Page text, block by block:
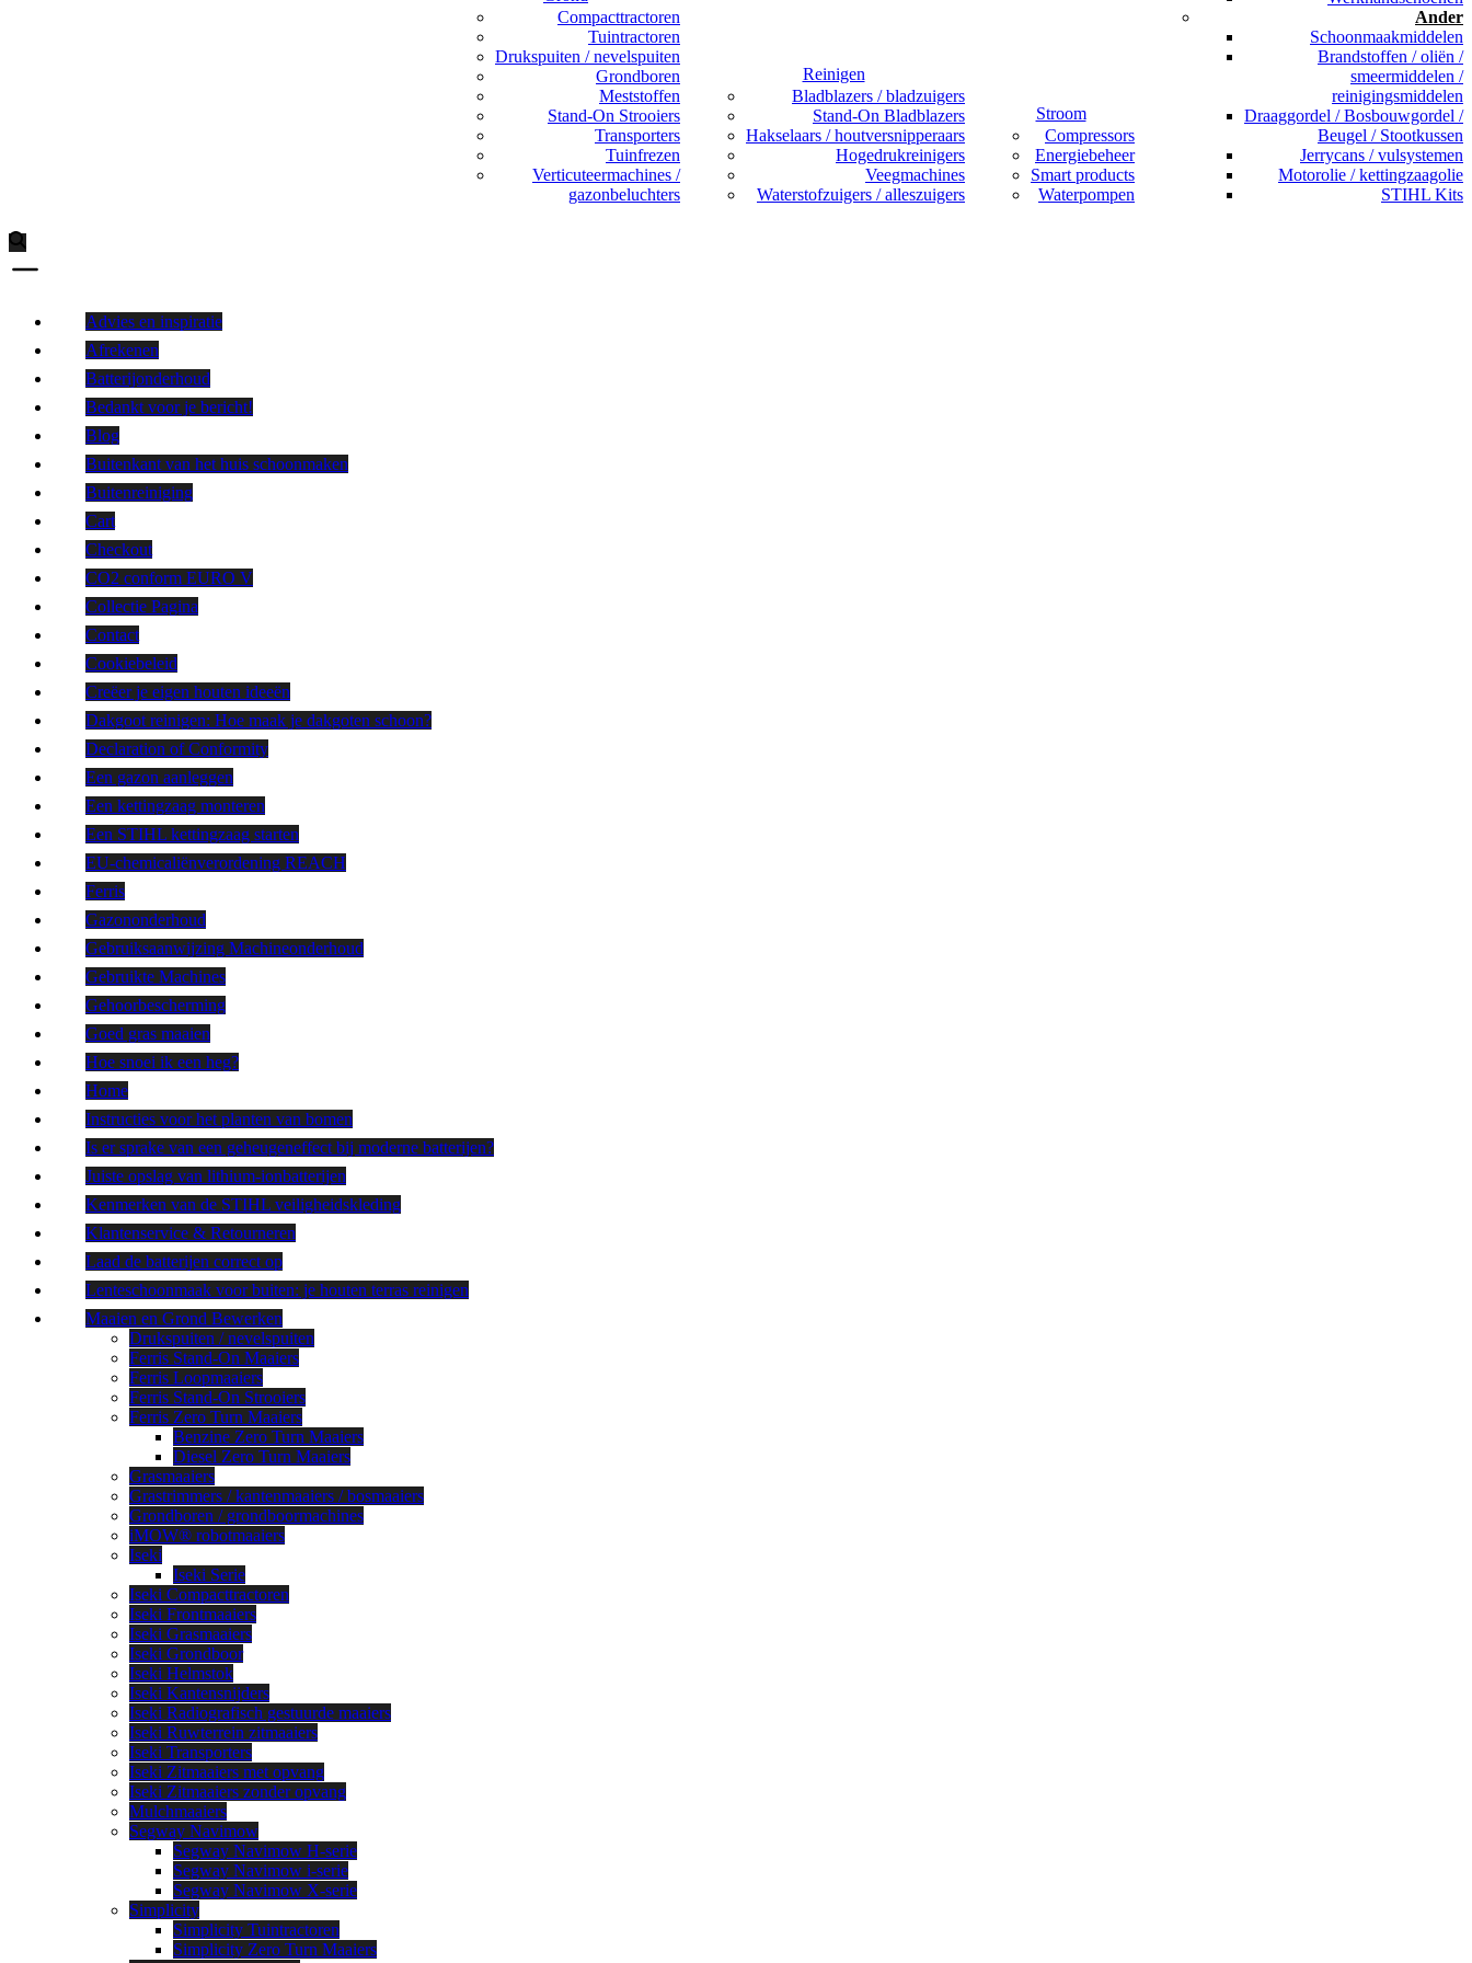
Compacttractoren
Tuintractoren
Drukspuiten / nevelspuiten
Grondboren
Meststoffen
Stand-On Strooiers
Transporters
Tuinfrezen
Verticuteermachines /
gazonbeluchters
Reinigen
Bladblazers / bladzuigers
Stand-On Bladblazers
Hakselaars / houtversnipperaars
Hogedrukreinigers
Veegmachines
Waterstofzuigers / alleszuigers
Stroom
Compressors
Energiebeheer
Smart products
Waterpompen
Ander
Schoonmaakmiddelen
Brandstoffen / oliën /
smeermiddelen /
reinigingsmiddelen
Draaggordel / Bosbouwgordel /
Beugel / Stootkussen
Jerrycans / vulsystemen
Motorolie / kettingzaagolie
STIHL Kits
Advies en inspiratie
Afrekenen
Batterijonderhoud
Bedankt voor je bericht!
Blog
Buitenkant van het huis schoonmaken
Buitenreiniging
Cart
Checkout
CO2 conform EURO V
Collectie Pagina
Contact
Cookiebeleid
Creëer je eigen houten ideeën
Dakgoot reinigen: Hoe maak je dakgoten schoon?
Declaration of Conformity
Een gazon aanleggen
Een kettingzaag monteren
Een STIHL kettingzaag starten
EU-chemicaliënverordening REACH
Ferris
Gazononderhoud
Gebruiksaanwijzing Machineonderhoud
Gebruikte Machines
Gehoorbescherming
Goed gras maaien
Hoe snoei ik een heg?
Home
Instructies voor het planten van bomen
Is er sprake van een geheugeneffect bij moderne batterijen?
Juiste opslag van lithium-ionbatterijen
Kenmerken van de STIHL veiligheidskleding
Klantenservice & Retourneren
Laad de batterijen correct op
Lenteschoonmaak voor buiten: je houten terras reinigen
Maaien en Grond Bewerken
Drukspuiten / nevelspuiten
Ferris Stand-On Maaiers
Ferris Loopmaaiers
Ferris Stand-On Strooiers
Ferris Zero Turn Maaiers
Benzine Zero Turn Maaiers
Diesel Zero Turn Maaiers
Grasmaaiers
Grastrimmers / kantenmaaiers / bosmaaiers
Grondboren / grondboormachines
iMOW® robotmaaiers
Iseki
Iseki Serie
Iseki Compacttractoren
Iseki Frontmaaiers
Iseki Grasmaaiers
Iseki Grondboor
Iseki Helmstok
Iseki Kantensnijders
Iseki Radiografisch gestuurde maaiers
Iseki Ruwterrein zitmaaiers
Iseki Transporters
Iseki Zitmaaiers met opvang
Iseki Zitmaaiers zonder opvang
Mulchmaaiers
Segway Navimow
Segway Navimow H-serie
Segway Navimow i-serie
Segway Navimow X-serie
Simplicity
Simplicity Tuintractoren
Simplicity Zero Turn Maaiers